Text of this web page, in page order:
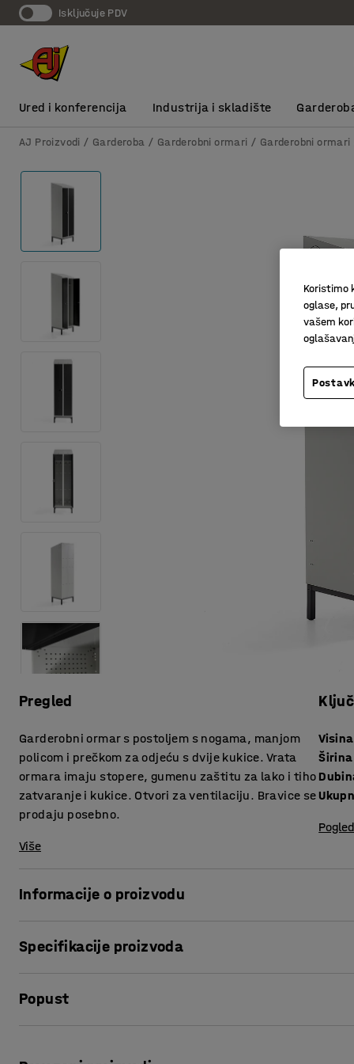
Isključuje PDV
Ured i konferencija Industrija i skladište
AJ Proizvodi Garderoba Garderobni ormari Garderobni ormari
Pregled
Garderobni ormar s postoljem s nogama, manjom
policom i prečkom za odjeću s dvije kukice. Vrata
ormara imaju stopere, gumenu zaštitu za lako i tiho
zatvaranje i kukice. Otvori za ventilaciju. Bravice se
prodaju posebno.
Više
Visina
Širina
Informacije o proizvodu
spremanje čiste i nošene odjeće ili npr. mokre i suhe odjeće.
Vrata ormara imaju stopere za otvaranje do 90° i gumenu
Specifikacije proizvoda
Širina: 600
Vrsta vrata
Ojačani jednostruki lim
Popust
Koristimo
oglase,
vašem